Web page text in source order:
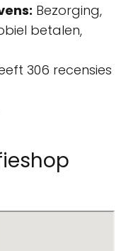
Bezorging,
betalen,
306 recensies